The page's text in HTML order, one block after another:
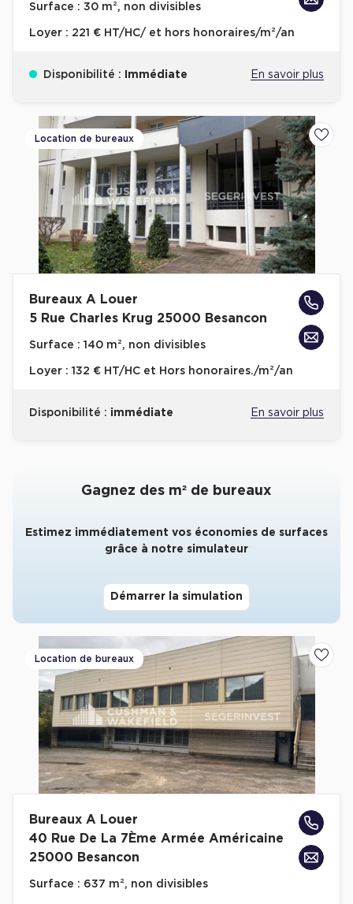
Entrepôts et Locaux d'activités - Programmes neufs
Location de plateformes Logistique à Aulnay-sous-Bois
Location de plateformes Logistique à Amiens
Location de plateformes Logistique à Marseille
Location de plateformes Logistique à Le Havre
Achat de plateformes Logistique
Achat de plateformes Logistique en Bretagne
Achat de plateformes Logistique à Lyon
Achat de plateformes Logistique à Marseille
Achat de plateformes Logistique à Dijon
Logistique urbaine
Entrepôts XXL
Location de Commerces
Location de Commerces à Paris
Location de Commerces à Bordeaux
Location de Commerces à Toulouse
Location de Commerces à Reims
Achat de Commerces
Achat de Commerces à Nîmes
Achat de Commerces à Toulouse
Achat de Commerces à Dijon
Surface : 30 m², non divisibles
Loyer : 221 € HT/HC/ et hors honoraires/m²/an
Disponibilité : Immédiate En savoir plus
Location de bureaux
Bureaux A Louer
5 Rue Charles Krug 25000 Besancon
Surface : 140 m², non divisibles
Loyer : 132 € HT/HC et Hors honoraires./m²/an
Disponibilité : immédiate En savoir plus
Gagnez des m² de bureaux
Estimez immédiatement vos économies de surfaces
grâce à notre simulateur
Démarrer la simulation
Location de bureaux
Bureaux A Louer
40 Rue De La 7Ème Armée Américaine
25000 Besancon
Surface : 637 m², non divisibles